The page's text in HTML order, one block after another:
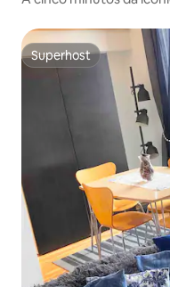
Superhost
Superhost